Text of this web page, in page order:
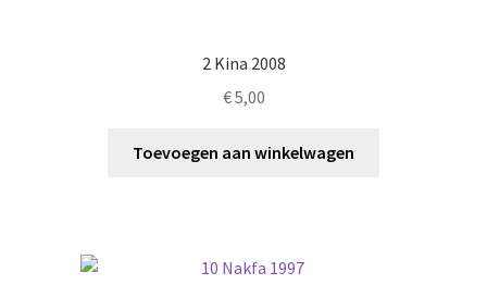
2 Kina 2008
€5,00
Toevoegen aan winkelwagen